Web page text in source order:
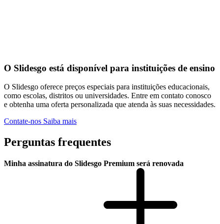
O Slidesgo está disponível para instituições de ensino
O Slidesgo oferece preços especiais para instituições educacionais,
como escolas, distritos ou universidades. Entre em contato conosco
e obtenha uma oferta personalizada que atenda às suas necessidades.
Contate-nos Saiba mais
Perguntas frequentes
Minha assinatura do Slidesgo Premium será renovada